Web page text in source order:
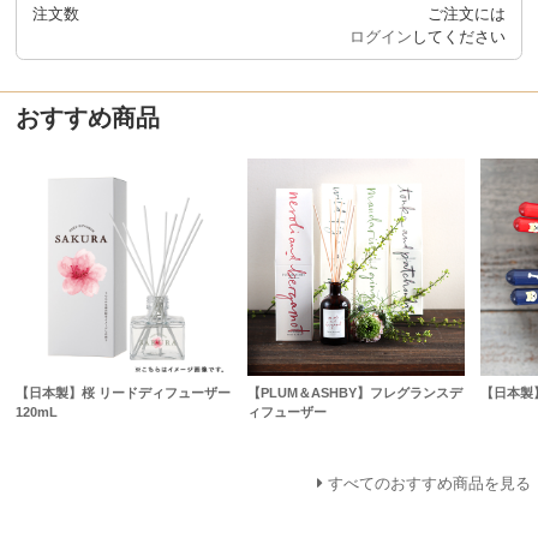
注文数
ご注文には
ログイン してください
おすすめ商品
【日本製】桜 リードディフューザー
120mL
【PLUM＆ASHBY】フレグランスデ
ィフューザー
【日本
すべてのおすすめ商品を見る